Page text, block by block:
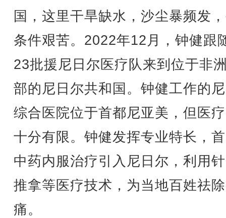
国，这里干旱缺水，沙尘暴频发
条件艰苦。2022年12月，钟健跟
23批援尼日尔医疗队来到位于非
部的尼日尔共和国。钟健工作的
综合医院位于首都尼亚美，但医
十分有限。钟健发挥专业特长，
中药内服治疗引入尼日尔，利用
推拿等医疗技术，为当地百姓祛
痛。